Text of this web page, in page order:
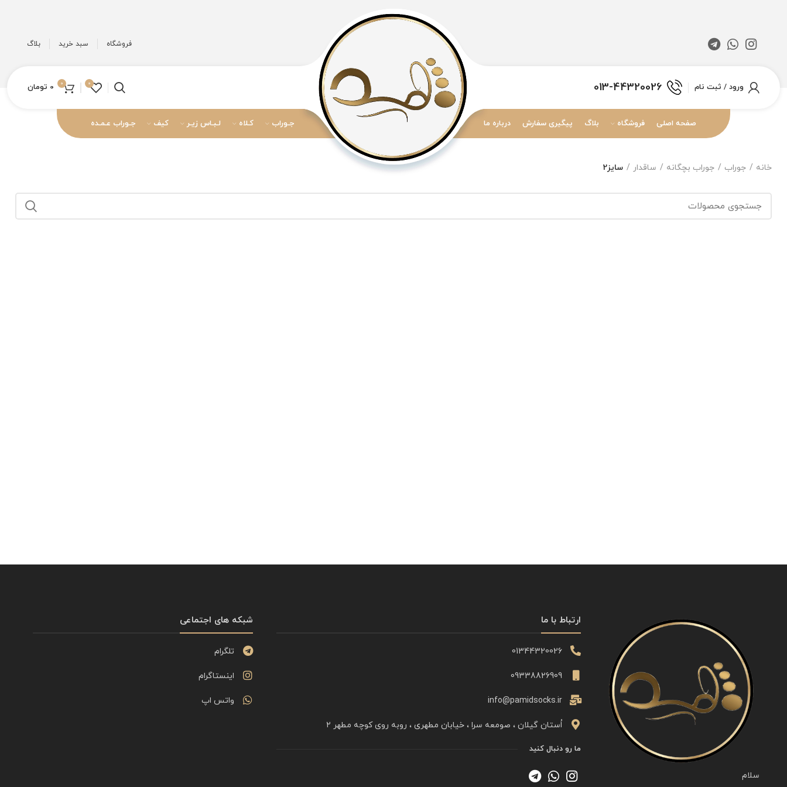
فروشگاه سبد خرید بلاگ
ورود / ثبت نام 013-44320026
0
0
0 تومان
صفحه اصلی فروشگاه بلاگ پیگیری سفارش درباره ما جـوراب کـلاه لـبـاس زیـر کیف جـوراب عـمـده
خانه جوراب جوراب بچگانه ساقدار سایز2
سلام
ارتباط با ما
01344320026
09338826909
info@pamidsocks.ir
اُستان گیلان ، صومعه سرا ، خیابان مطهری ، روبه روی کوچه مطهر ۲
ما رو دنبال کنید
شبکه های اجتماعی
تلگرام
اینستاگرام
واتس اپ